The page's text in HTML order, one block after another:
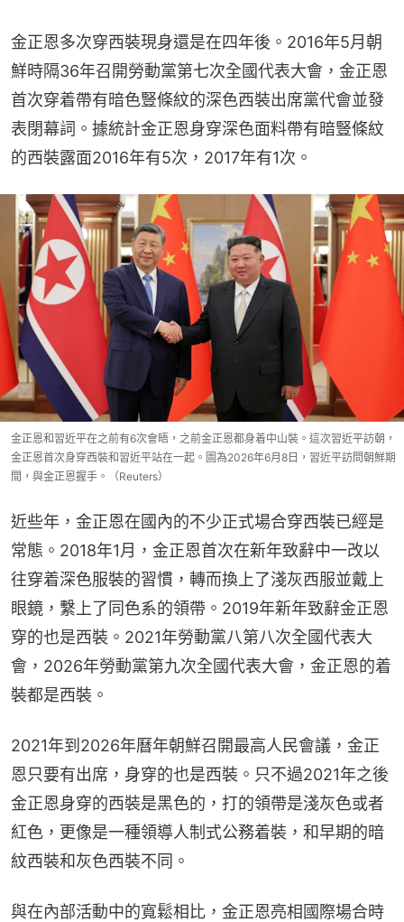
金正恩多次穿西裝現身還是在四年後。2016年5月朝
鮮時隔36年召開勞動黨第七次全國代表大會，金正恩
首次穿着帶有暗色豎條紋的深色西裝出席黨代會並發
表閉幕詞。據統計金正恩身穿深色面料帶有暗豎條紋
的西裝露面2016年有5次，2017年有1次。
金正恩和習近平在之前有6次會晤，之前金正恩都身着中山裝。這次習近平訪朝，
金正恩首次身穿西裝和習近平站在一起。圖為2026年6月8日，習近平訪問朝鮮期
間，與金正恩握手。（Reuters）
近些年，金正恩在國內的不少正式場合穿西裝已經是
常態。2018年1月，金正恩首次在新年致辭中一改以
往穿着深色服裝的習慣，轉而換上了淺灰西服並戴上
眼鏡，繫上了同色系的領帶。2019年新年致辭金正恩
穿的也是西裝。2021年勞動黨八第八次全國代表大
會，2026年勞動黨第九次全國代表大會，金正恩的着
裝都是西裝。
2021年到2026年曆年朝鮮召開最高人民會議，金正
恩只要有出席，身穿的也是西裝。只不過2021年之後
金正恩身穿的西裝是黑色的，打的領帶是淺灰色或者
紅色，更像是一種領導人制式公務着裝，和早期的暗
紋西裝和灰色西裝不同。
與在內部活動中的寬鬆相比，金正恩亮相國際場合時